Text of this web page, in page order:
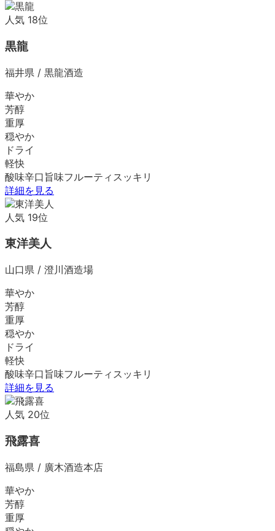
人気 18位
黒龍
福井県 / 黒龍酒造
華やか
芳醇
重厚
穏やか
ドライ
軽快
酸味辛口 旨味フルーティ スッキリ
詳細を見る
人気 19位
東洋美人
山口県 / 澄川酒造場
華やか
芳醇
重厚
穏やか
ドライ
軽快
酸味辛口 旨味フルーティ スッキリ
詳細を見る
人気 20位
飛露喜
福島県 / 廣木酒造本店
華やか
芳醇
重厚